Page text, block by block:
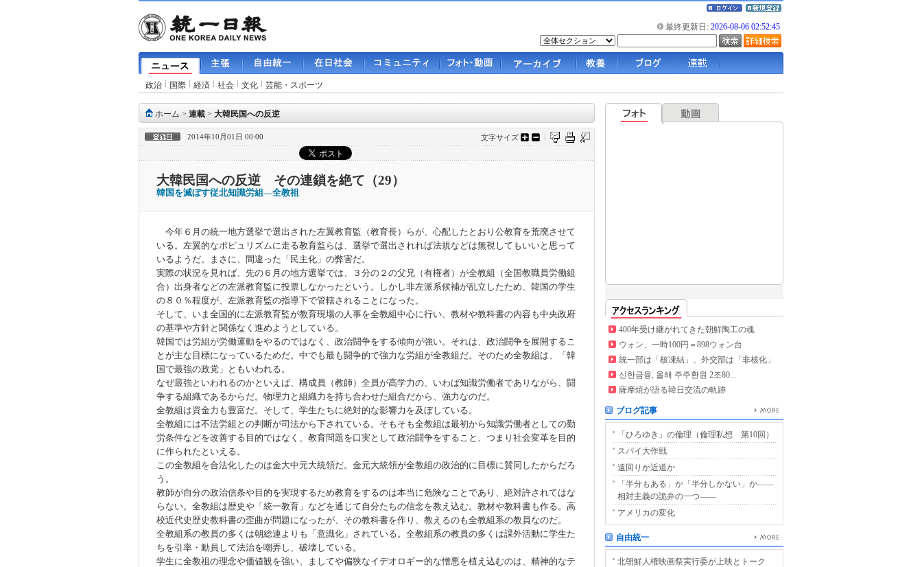
最終更新日: 2026-08-06 02:52:45
政治 国際 経済 社会 文化 芸能・スポーツ
ホーム > 連載 > 大韓民国への反逆
2014年10月01日 00:00 文字サイズ
大韓民国への反逆 その連鎖を絶て（29）
韓国を滅ぼす従北知識労組―全教祖
今年６月の統一地方選挙で選出された左翼教育監（教育長）らが、心配したとおり公教育を荒廃させて
いる。左翼的なポピュリズムに走る教育監らは、選挙で選出されれば法規などは無視してもいいと思って
いるようだ。まさに、間違った「民主化」の弊害だ。
実際の状況を見れば、先の６月の地方選挙では、３分の２の父兄（有権者）が全教組（全国教職員労働組
合）出身者などの左派教育監に投票しなかったという。しかし非左派系候補が乱立したため、韓国の学生
の８０％程度が、左派教育監の指導下で管轄されることになった。
そして、いま全国的に左派教育監が教育現場の人事を全教組中心に行い、教材や教科書の内容も中央政府
の基準や方針と関係なく進めようとしている。
韓国では労組が労働運動をやるのではなく、政治闘争をする傾向が強い。それは、政治闘争を展開するこ
とが主な目標になっているためだ。中でも最も闘争的で強力な労組が全教組だ。そのため全教組は、「韓
国で最強の政党」ともいわれる。
なぜ最強といわれるのかといえば、構成員（教師）全員が高学力の、いわば知識労働者でありながら、闘
争する組織であるからだ。物理力と組織力を持ち合わせた組合だから、強力なのだ。
全教組は資金力も豊富だ。そして、学生たちに絶対的な影響力を及ぼしている。
全教組には不法労組との判断が司法から下されている。そもそも全教組は最初から知識労働者としての勤
労条件などを改善する目的ではなく、教育問題を口実として政治闘争をすること、つまり社会変革を目的
に作られたといえる。
この全教組を合法化したのは金大中元大統領だ。金元大統領が全教組の政治的に目標に賛同したからだろ
う。
教師が自分の政治信条や目的を実現するため教育をするのは本当に危険なことであり、絶対許されてはな
らない。全教組は歴史や「統一教育」などを通じて自分たちの信念を教え込む。教材や教科書も作る。高
校近代史歴史教科書の歪曲が問題になったが、その教科書を作り、教えるのも全教組系の教員なのだ。
全教組系の教員の多くは朝総連よりも「意識化」されている。全教組系の教員の多くは課外活動に学生た
ちを引率・動員して法治を嘲弄し、破壊している。
学生に全教祖の理念や価値観を強い、ましてや偏狭なイデオロギー的な憎悪を植え込むのは、精神的なテ
400年受け継がれてきた朝鮮陶工の魂
ウォン、一時100円＝898ウォン台
統一部は「核凍結」、外交部は「非核化」
신한금융, 올해 주주환원 2조80...
薩摩焼が語る韓日交流の軌跡
ブログ記事
「ひろゆき」の倫理（倫理私想 第10回）
スパイ大作戦
遠回りか近道か
「半分もある」か「半分しかない」か――
相対主義の詭弁の一つ――
アメリカの変化
自由統一
北朝鮮人権映画祭実行委が上映とトーク